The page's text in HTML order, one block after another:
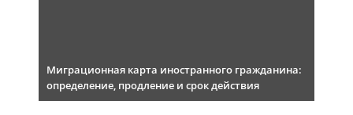
Миграционная карта иностранного гражданина:
определение, продление и срок действия